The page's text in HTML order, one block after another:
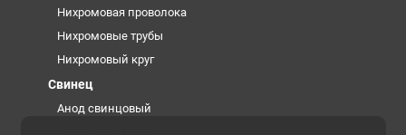
Нихромовая проволока
Нихромовые трубы
Нихромовый круг
Свинец
Анод свинцовый